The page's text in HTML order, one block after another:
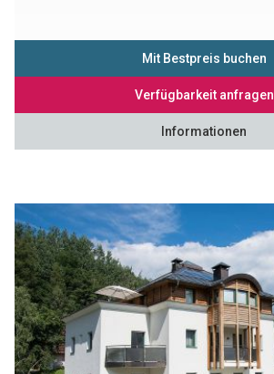
Mit Bestpreis buchen
Verfügbarkeit anfragen
Informationen